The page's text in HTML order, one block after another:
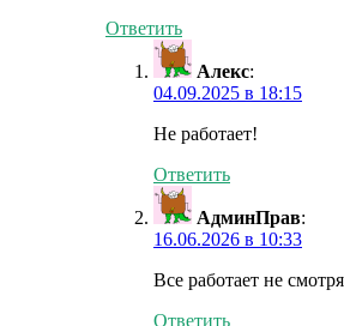
Ответить
Алекс:
04.09.2025 в 18:15
Не работает!
Ответить
АдминПрав:
16.06.2026 в 10:33
Все работает не
Ответить